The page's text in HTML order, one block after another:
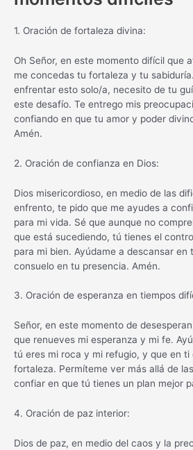
1. Oración de fortaleza divina:
Oh Señor, en este momento difícil que
me concedas tu fortaleza y tu
enfrentar esto solo/a, necesito de tu
este desafío. Te entrego mis
confiando en que tu amor y poder
Amén.
2. Oración de confianza en Dios:
Dios misericordioso, en medio de las
enfrento, te pido que me ayudes a
para mi vida. Sé que aunque no
que está sucediendo, tú tienes el
para mi bien. Ayúdame a descansar
consuelo en tu presencia. Amén.
3. Oración de esperanza en tiempos
Señor, en este momento de
que renueves mi esperanza y mi fe.
tú eres mi roca y mi refugio, y que en
fortaleza. Permíteme ver más allá de
confiar en que tú tienes un plan mejor
4. Oración de paz interior:
Dios de paz, en medio del caos y la